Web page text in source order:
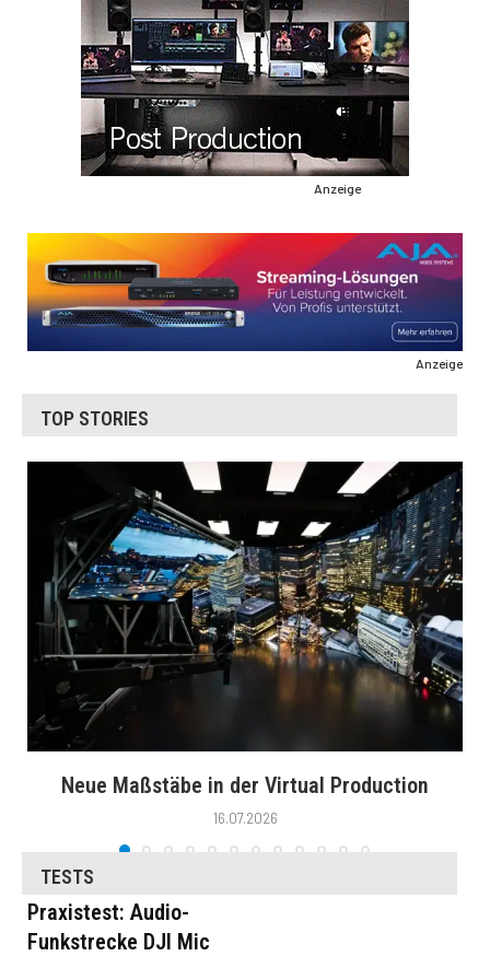
Anzeige
Anzeige
TOP STORIES
Neue Maßstäbe in der Virtual Production
16.07.2026
TESTS
Praxistest: Audio-
Funkstrecke DJI Mic